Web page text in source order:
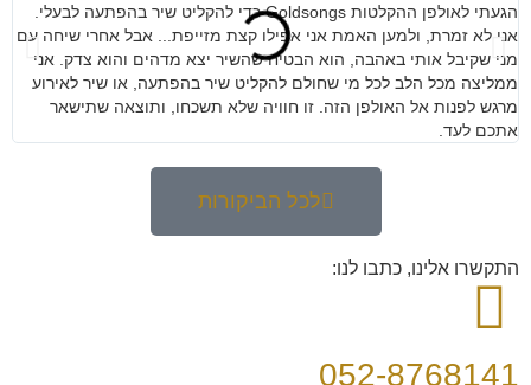
הגעתי לאולפן ההקלטות Goldsongs כדי להקליט שיר בהפתעה לבעלי.
אני לא זמרת, ולמען האמת אני אפילו קצת מזייפת... אבל אחרי שיחה עם
מני שקיבל אותי באהבה, הוא הבטיח שהשיר יצא מדהים והוא צדק. אני
ממליצה מכל הלב לכל מי שחולם להקליט שיר בהפתעה, או שיר לאירוע
מרגש לפנות אל האולפן הזה. זו חוויה שלא תשכחו, ותוצאה שתישאר
אתכם לעד.
לכל הביקורות
התקשרו אלינו, כתבו לנו:
052-8768141